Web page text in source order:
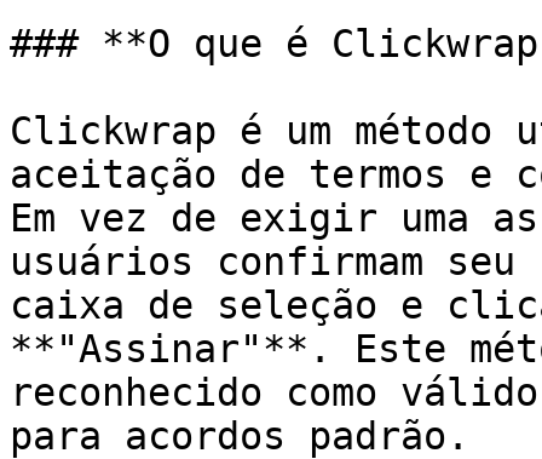
### **O que é
Clickwrap é um
aceitação de termos e
Em vez de exigir uma
usuários confirmam seu
caixa de seleção e
**"Assinar"**. Este
reconhecido como
para acordos padrão.